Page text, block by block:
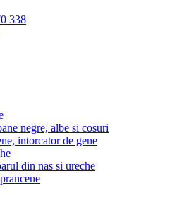
338
negre, albe si cosuri
intorcator de gene
din nas si ureche